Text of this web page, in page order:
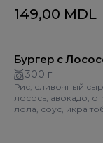
149,00 MDL
Бургер с
300 г
Рис, сливочный
лосось, авокадо,
лола, соус, икра